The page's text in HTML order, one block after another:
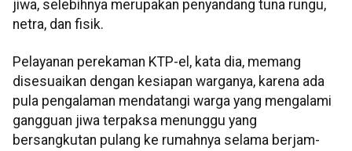
jiwa, selebihnya merupakan penyandang tuna rungu,
netra, dan fisik.
Pelayanan perekaman KTP-el, kata dia, memang
disesuaikan dengan kesiapan warganya, karena ada
pula pengalaman mendatangi warga yang mengalami
gangguan jiwa terpaksa menunggu yang
bersangkutan pulang ke rumahnya selama berjam-